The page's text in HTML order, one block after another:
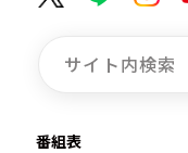
番組表